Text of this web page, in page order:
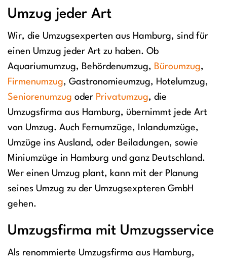
Umzug jeder Art
Wir, die Umzugsexperten aus Hamburg, sind für
einen Umzug jeder Art zu haben. Ob
Aquariumumzug, Behördenumzug, Büroumzug,
Firmenumzug, Gastronomieumzug, Hotelumzug,
Seniorenumzug oder Privatumzug, die
Umzugsfirma aus Hamburg, übernimmt jede Art
von Umzug. Auch Fernumzüge, Inlandumzüge,
Umzüge ins Ausland, oder Beiladungen, sowie
Miniumzüge in Hamburg und ganz Deutschland.
Wer einen Umzug plant, kann mit der Planung
seines Umzug zu der Umzugsexpteren GmbH
gehen.
Umzugsfirma mit Umzugsservice
Als renommierte Umzugsfirma aus Hamburg,